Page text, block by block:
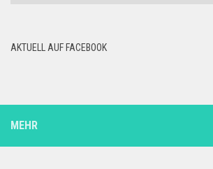
AKTUELL AUF FACEBOOK
MEHR